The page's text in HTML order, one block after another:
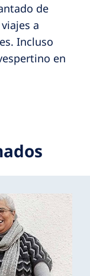
de
a
Incluso
en